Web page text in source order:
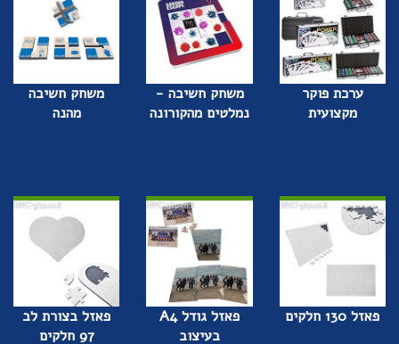
ערכת פוקר
מקצועית
משחק חשיבה -
נמלטים מהקורונה
משחק חשיבה
מהנה
פאזל 130 חלקים
פאזל גודל A4
בעיצוב
פאזל בצורת לב
97 חלקים